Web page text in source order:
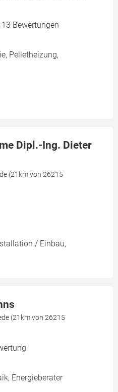
Bewertungen
Pelletheizung,
Dipl.-Ing. Dieter
(21km von 26215
/ Einbau,
(21km von 26215
Energieberater